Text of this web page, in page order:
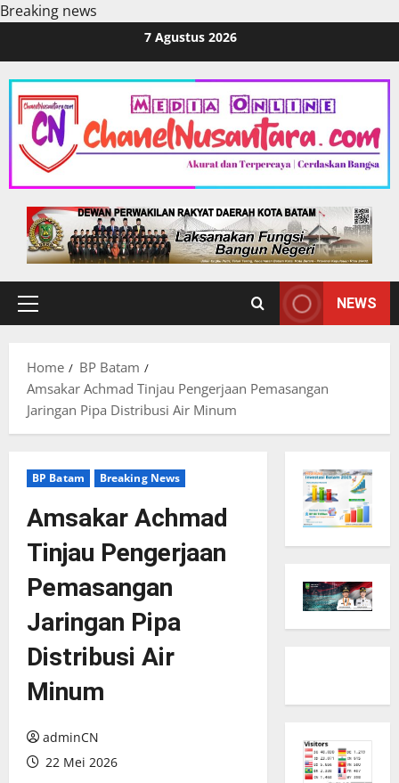
Breaking news
content
7 Agustus 2026
Primary
NEWS
Home
BP Batam
Amsakar Achmad Tinjau Pengerjaan Pemasangan
Jaringan Pipa Distribusi Air Minum
BP Batam Breaking News
Amsakar Achmad
Tinjau Pengerjaan
Pemasangan
Jaringan Pipa
Distribusi Air
Minum
adminCN
22 Mei 2026